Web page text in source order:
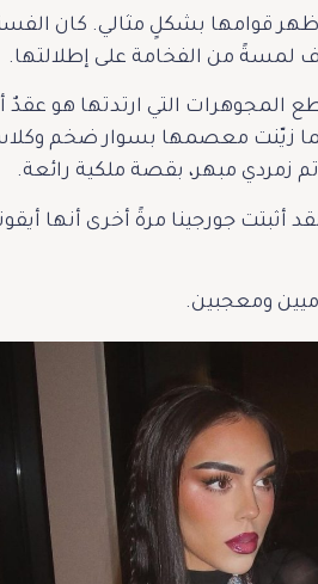
قوامها بشكلٍ مثالي. كان
لمسةً من الفخامة على إطلالتها.
المجوهرات التي ارتدتها هو عقدٌ
كما زيّنت معصمها بسوار ضخم
جورجينا مرةً أخرى أنها
ومعجبين.